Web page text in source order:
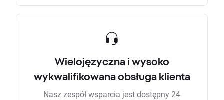
Wielojęzyczna i wysoko
wykwalifikowana obsługa klienta
Nasz zespół wsparcia jest dostępny 24